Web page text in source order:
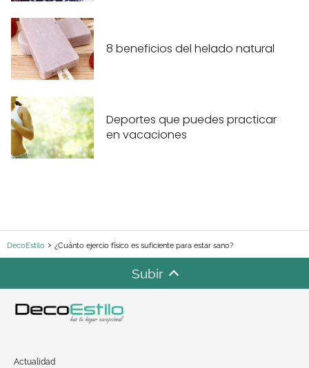
8 beneficios del helado natural
Deportes que puedes practicar
en vacaciones
DecoEstilo ¿Cuánto ejercio físico es suficiente para estar sano?
Subir
Actualidad